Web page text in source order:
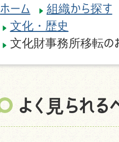
ホーム
組織から探す
文化・歴史
文化財事務所移転の
よく見られる